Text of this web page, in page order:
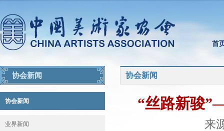
首
协会新闻
协会新闻
业界新闻
协会新闻
“丝路新骏
来